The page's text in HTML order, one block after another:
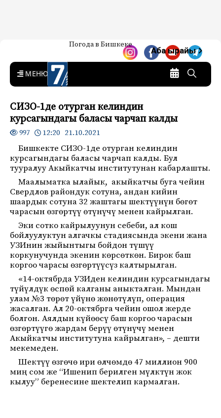
7-канал. Жаңылыктар —
Кыргызстан
Жаңылыктар — Кыргызстан
Погода в Бишкеке
Аба ырайы
MENU
СИЗО-1де отурган келиндин
курсагындагы баласы чарчап калды
997 12:20 21.10.2021
Бишкекте СИЗО-1де отурган келиндин
курсагындагы баласы чарчап калды. Бул
тууралуу Акыйкатчы институтунан кабарлашты.
Маалыматка ылайык, акыйкатчы буга чейин
Свердлов райондук сотуна, андан кийин
шаардык сотуна 32 жаштагы шектүүнүн бөгөт
чарасын өзгөртүү өтүнүчү менен кайрылган.
Эки сотко кайрылуунун себеби, ал кош
бойлуулуктун алгачкы стадиясында экени жана
УЗИнин жыйынтыгы бойдон түшүү
коркунучунда экенин көрсөткөн. Бирок баш
коргоо чарасы өзгөртүүсүз калтырылган.
«14-октябрда УЗИден келиндин курсагындагы
түйүлдүк өспөй калганы аныкталган. Мындан
улам №3 төрөт үйүнө жөнөтүлүп, операция
жасалган. Ал 20-октябрга чейин ошол жерде
болгон. Аялдын күйөөсү баш коргоо чарасын
өзгөртүүгө жардам берүү өтүнүчү менен
Акыйкатчы институтуна кайрылган», – дешти
мекемеден.
Шектүү өзгөчө ири өлчөмдө 47 миллион 900
миң сом же “Ишенип берилген мүлктүн жок
кылуу” беренесине шектелип кармалган.